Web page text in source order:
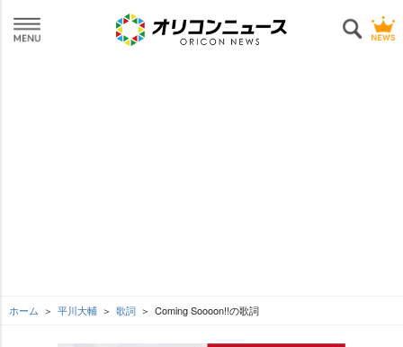
ホーム 平川大輔 歌詞 Coming Soooon!!の歌詞